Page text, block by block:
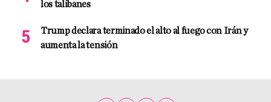
los talibanes
Trump declara terminado el alto al fuego con Irán y
aumenta la tensión